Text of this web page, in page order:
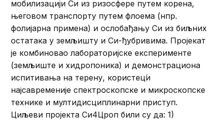
мобилизацији Си из ризосфере путем корена,
његовом транспорту путем флоема (нпр.
фолијарна примена) и ослобађању Си из биљних
остатака у земљишту и Си-ђубривима. Пројекат
је комбиновао лабораторијске експерименте
(земљиште и хидропоника) и демонстрациона
испитивања на терену, користец́и
најсавременије спектроскопске и микроскопске
технике и мултидисциплинарни приступ.
Циљеви пројекта Си4Цроп били су да: 1)